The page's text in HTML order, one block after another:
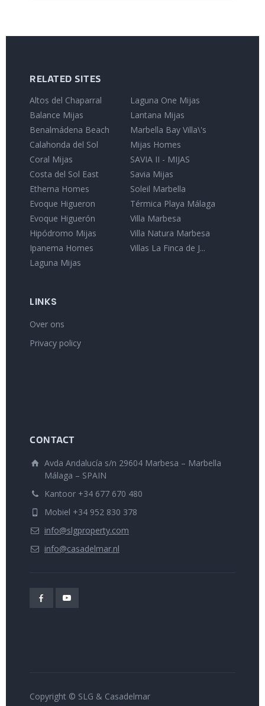
RELATED SITES
Altos del Chaparral
Balance Mijas
Benalmádena Beach
Calahonda del Sol
Coral Mijas
Costa del Sol East
Etherna Homes
Evoque Higueron
Evoque Higuerón
Hipódromo Mijas
Ipanema Homes
Laguna Mijas
Laguna One Mijas
Lantana Mijas
Marbella Bay Villa\'s
Mijas Homes
SAVIA II - MIJAS
Savia Mijas
Soleil Marbella
Térmica Playa Málaga
Villa Marbesa
Villa Natura Marbesa
Villas La Finca de J...
LINKS
Over ons
Privacy policy
CONTACT
Avda Andalucía s/n 29604 Marbesa – Marbella
Málaga – SPAIN
Kantoor +34 677 670 480
Mobiel +34 952 830 378
info@slgproperty.com
info@casadelmar.nl
Copyright © SLG & Casadelmar